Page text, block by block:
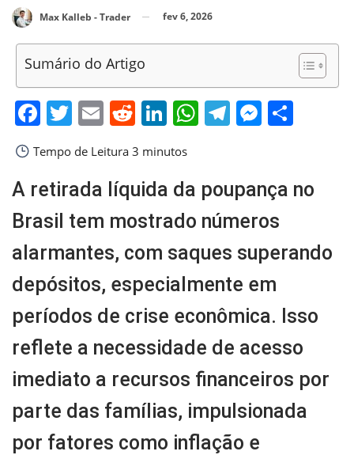
Max Kalleb - Trader fev 6, 2026
Sumário do Artigo
Facebook
Twitter
EmailReddit
LinkedIn
WhatsApp
Telegram
Tempo de Leitura 3 minutos
A retirada líquida da poupança no
Brasil tem mostrado números
alarmantes, com saques superando
depósitos, especialmente em
períodos de crise econômica. Isso
reflete a necessidade de acesso
imediato a recursos financeiros por
parte das famílias, impulsionada
por fatores como inflação e